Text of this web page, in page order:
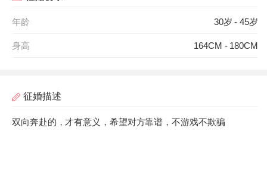
年龄 30岁 - 45岁
身高 164CM - 180CM
征婚描述
双向奔赴的，才有意义，希望对方靠谱，不游戏不欺骗